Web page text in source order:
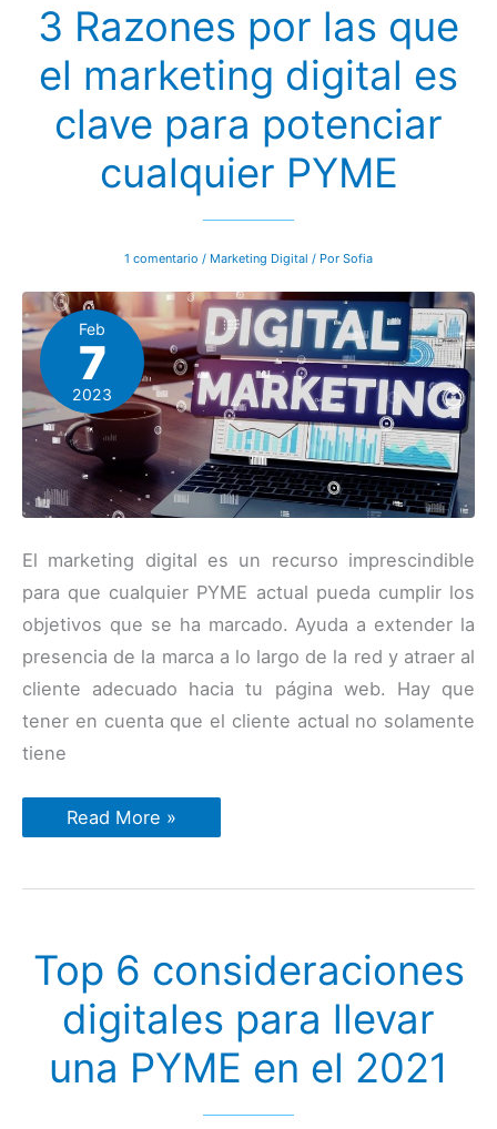
Estrategias
de
en
la
Era
Digital
3 Razones por las que
el marketing digital es
clave para potenciar
cualquier PYME
1 comentario / Marketing Digital / Por Sofia
Feb
7
2023
El marketing digital es un recurso imprescindible
para que cualquier PYME actual pueda cumplir los
objetivos que se ha marcado. Ayuda a extender la
presencia de la marca a lo largo de la red y atraer al
cliente adecuado hacia tu página web. Hay que
tener en cuenta que el cliente actual no solamente
tiene
3
Razones
que
es
clave
para
potenciar
cualquier
PYME
Read More »
Top 6 consideraciones
digitales para llevar
una PYME en el 2021